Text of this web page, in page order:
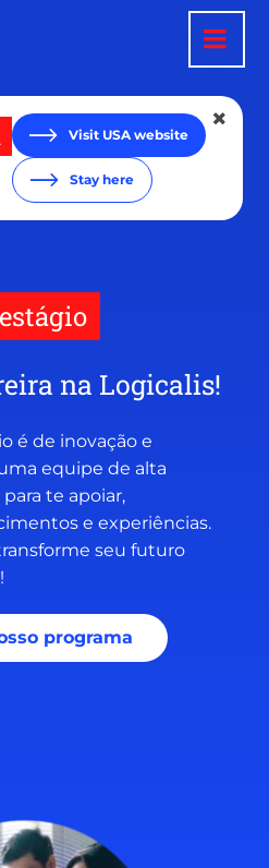
Visit USA website
Stay here
na Logicalis!
é de inovação e
equipe de alta
te apoiar,
e experiências.
seu futuro
programa